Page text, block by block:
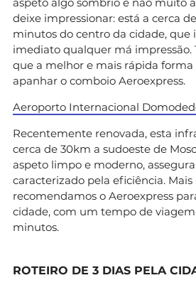
deixe impressionar: está a cerca
minutos do centro da cidade, que
imediato qualquer má impressão.
que a melhor e mais rápida forma
apanhar o comboio Aeroexpress.
Aeroporto Internacional
Recentemente renovada, esta
cerca de 30km a sudoeste de
aspeto limpo e moderno,
caracterizado pela eficiência. Mais
recomendamos o Aeroexpress
cidade, com um tempo de
minutos.
ROTEIRO DE 3 DIAS PELA